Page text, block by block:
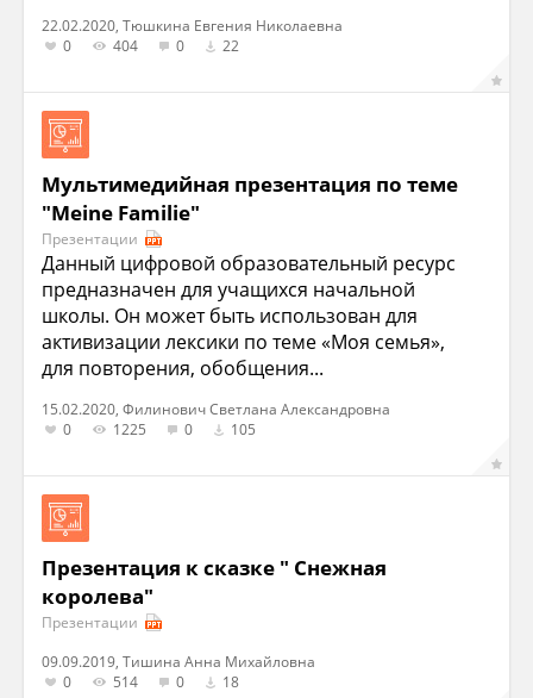
22.02.2020, Тюшкина Евгения Николаевна
0
404 0 22
Мультимедийная презентация по теме
"Meine Familie"
Презентации
Данный цифровой образовательный ресурс
предназначен для учащихся начальной
школы. Он может быть использован для
активизации лексики по теме «Моя семья»,
для повторения, обобщения...
15.02.2020, Филинович Светлана Александровна
0
1225 0 105
Презентация к сказке " Снежная
королева"
Презентации
09.09.2019, Тишина Анна Михайловна
0
514 0 18